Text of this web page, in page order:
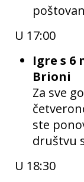
U 17:00
Igre s 6
Brioni
Za sve
ste
društvu
U 18:30